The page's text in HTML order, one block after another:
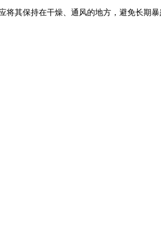
将其保持在干燥、通风的地方，避免长期